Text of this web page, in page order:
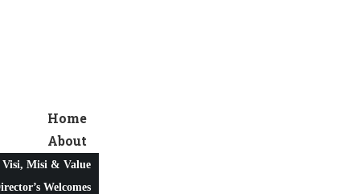
Home
About
Visi, Misi & Value
Welcomes